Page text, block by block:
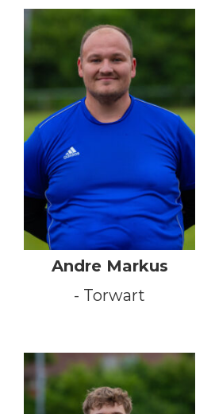
Andre Markus
- Torwart